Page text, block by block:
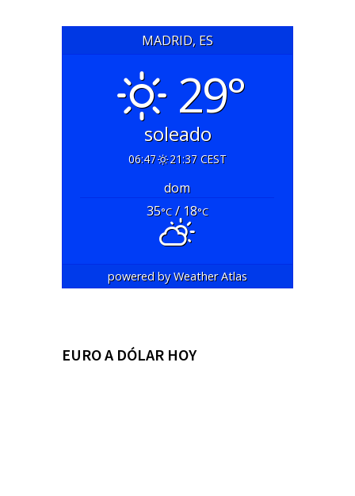
MADRID, ES
29°
soleado
06:47 21:37 CEST
dom
35°C/ 18°C
powered byWeather Atlas
EURO A DÓLAR HOY